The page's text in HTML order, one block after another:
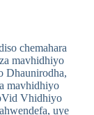
chemahara
mavhidhiyo
Dhaunirodha,
mavhidhiyo
Vhidhiyo
uye